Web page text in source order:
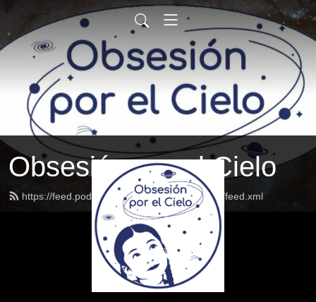
Obsesión por el Cielo
https://feed.podbean.com/obsesionporelcielo/feed.xml